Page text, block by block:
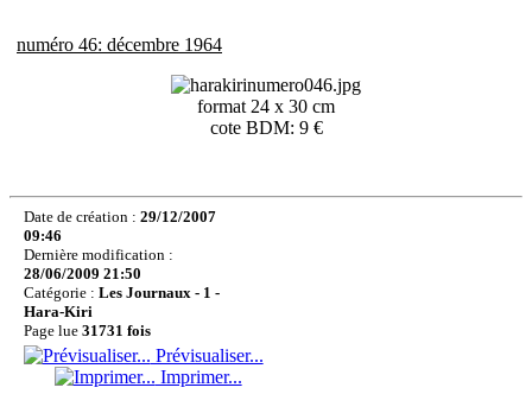
numéro 46: décembre 1964
format 24 x 30 cm
cote BDM: 9 €
Date de création : 29/12/2007
09:46
Dernière modification :
28/06/2009 21:50
Catégorie : Les Journaux - 1 -
Hara-Kiri
Page lue 31731 fois
Prévisualiser...
Imprimer...